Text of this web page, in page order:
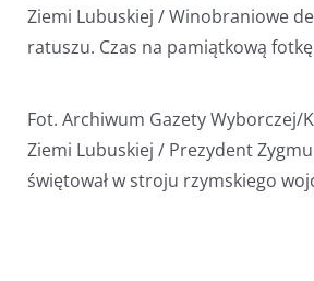
Ziemi Lubuskiej / Winobraniowe
ratuszu. Czas na pamiątkową
Fot. Archiwum Gazety Wyborczej/
Ziemi Lubuskiej / Prezydent
świętował w stroju rzymskiego